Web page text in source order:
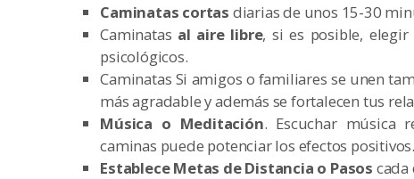
Caminatas cortas diarias de unos 15-30
Caminatas al aire libre, si es posible,
psicológicos.
Caminatas Si amigos o familiares se unen
más agradable y además se fortalecen tus
Música o Meditación. Escuchar música
caminas puede potenciar los efectos positivos.
Establece Metas de Distancia o Pasos cada